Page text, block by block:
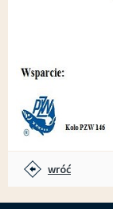
wróć